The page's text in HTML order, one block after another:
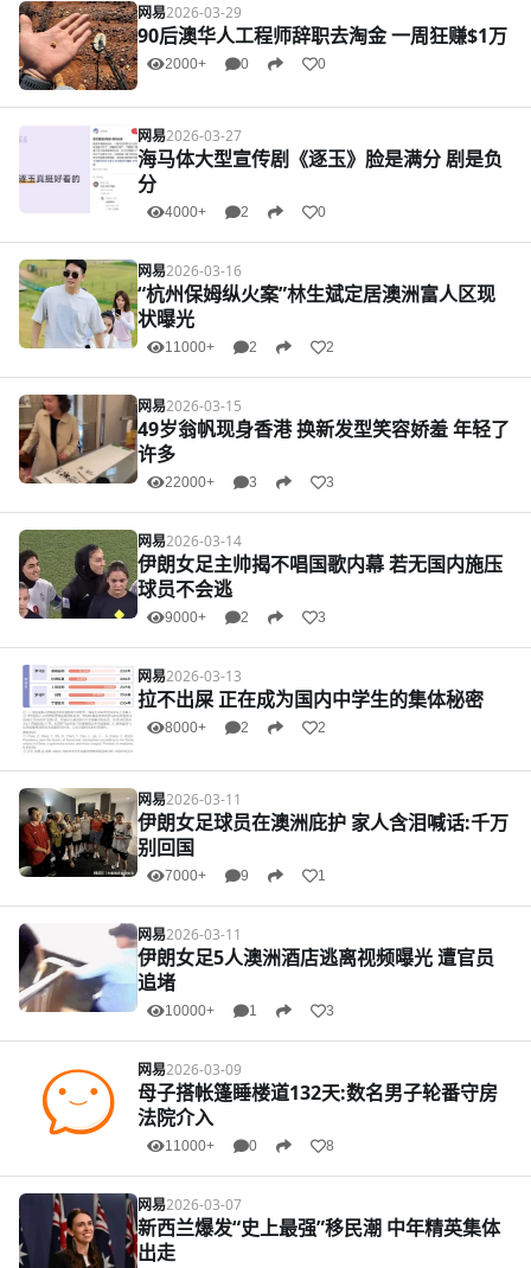
网易2026-03-29
90后澳华人工程师辞职去淘金 一周狂赚$1万
2000+ 0 0
网易2026-03-27
海马体大型宣传剧《逐玉》脸是满分 剧是负
分
4000+ 2 0
网易2026-03-16
“杭州保姆纵火案”林生斌定居澳洲富人区现
状曝光
11000+ 2 2
网易2026-03-15
49岁翁帆现身香港 换新发型笑容娇羞 年轻了
许多
22000+ 3 3
网易2026-03-14
伊朗女足主帅揭不唱国歌内幕 若无国内施压
球员不会逃
9000+ 2 3
网易2026-03-13
拉不出屎 正在成为国内中学生的集体秘密
8000+ 2 2
网易2026-03-11
伊朗女足球员在澳洲庇护 家人含泪喊话:千万
别回国
7000+ 9 1
网易2026-03-11
伊朗女足5人澳洲酒店逃离视频曝光 遭官员
追堵
10000+ 1 3
网易2026-03-09
母子搭帐篷睡楼道132天:数名男子轮番守房
法院介入
11000+ 0 8
网易2026-03-07
新西兰爆发“史上最强”移民潮 中年精英集体
出走